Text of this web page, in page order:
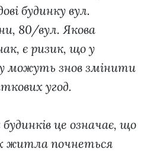
будинку вул.
80/вул. Якова
є ризик, що у
можуть знов змінити
угод.
це означає, що
житла почнеться